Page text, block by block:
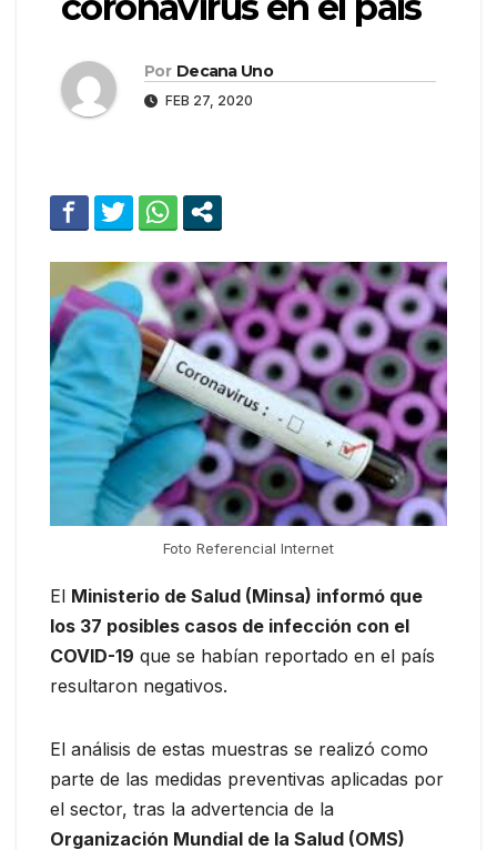
Por Decana Uno
FEB 27, 2020
Foto Referencial Internet
El Ministerio de Salud (Minsa) informó que
los 37 posibles casos de infección con el
COVID-19 que se habían reportado en el país
resultaron negativos.
El análisis de estas muestras se realizó como
parte de las medidas preventivas aplicadas por
el sector, tras la advertencia de la
Organización Mundial de la Salud (OMS)